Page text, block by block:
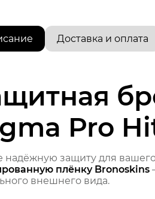
Доставка и оплата
Pro
надёжную защиту для
плёнку Bronoskins
внешнего вида.